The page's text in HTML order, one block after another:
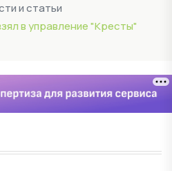
и статьи
в управление "Кресты"